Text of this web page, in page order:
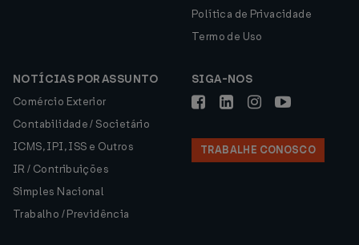
Política de Privacidade
Termo de Uso
NOTÍCIAS POR ASSUNTO
Comércio Exterior
Contabilidade / Societário
ICMS, IPI, ISS e Outros
IR / Contribuições
Simples Nacional
Trabalho / Previdência
SIGA-NOS
TRABALHE CONOSCO